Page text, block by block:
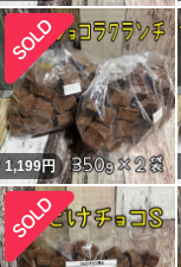
1,199円